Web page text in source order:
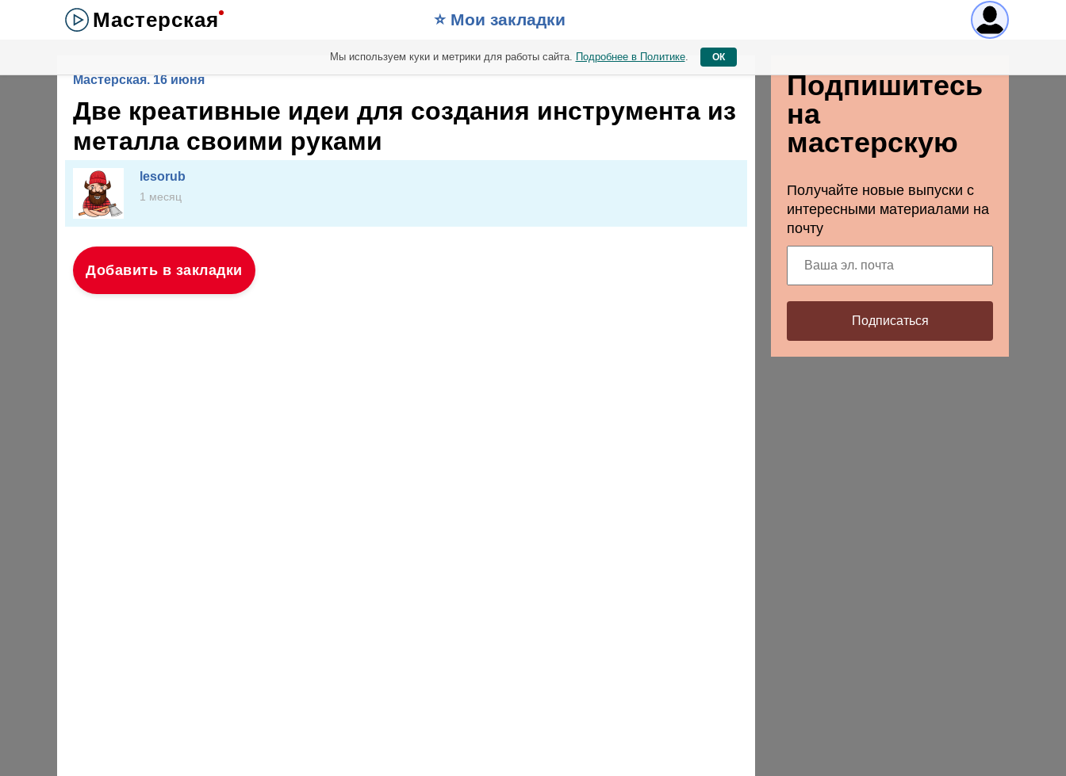
Мастерская ⭐️ Мои закладки
Мастерская. 16 июня
Две креативные идеи для создания инструмента из
металла своими руками
lesorub
1 месяц
Добавить в закладки
Подпишитесь
на
мастерскую
Получайте новые выпуски с
интересными материалами на
почту
Подписаться
Мы используем куки и метрики для работы сайта. Подробнее в Политике. ОК